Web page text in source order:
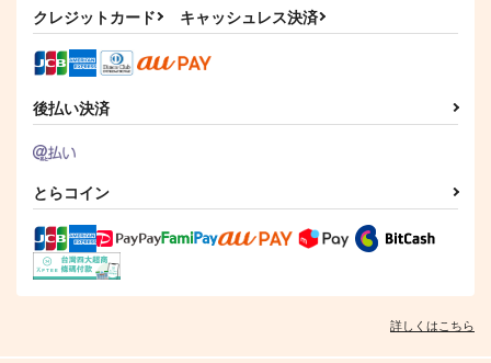
サンプル
プ
2,000
メリュジーヌ
クレジットカード キャッシュレス決済
後払い決済
とらコイン
詳しくはこちら